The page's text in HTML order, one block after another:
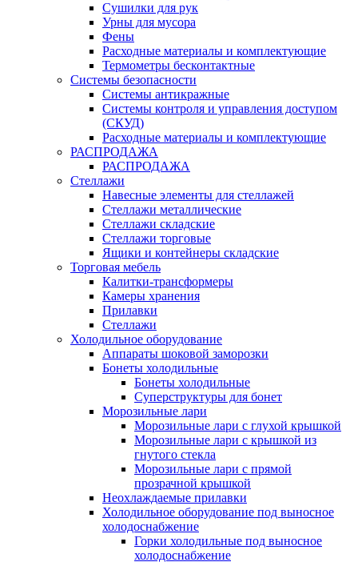
Сушилки для рук
Урны для мусора
Фены
Расходные материалы и комплектующие
Термометры бесконтактные
Системы безопасности
Системы антикражные
Системы контроля и управления доступом
(СКУД)
Расходные материалы и комплектующие
РАСПРОДАЖА
РАСПРОДАЖА
Стеллажи
Навесные элементы для стеллажей
Стеллажи металлические
Стеллажи складские
Стеллажи торговые
Ящики и контейнеры складские
Торговая мебель
Калитки-трансформеры
Камеры хранения
Прилавки
Стеллажи
Холодильное оборудование
Аппараты шоковой заморозки
Бонеты холодильные
Бонеты холодильные
Суперструктуры для бонет
Морозильные лари
Морозильные лари с глухой крышкой
Морозильные лари с крышкой из
гнутого стекла
Морозильные лари с прямой
прозрачной крышкой
Неохлаждаемые прилавки
Холодильное оборудование под выносное
холодоснабжение
Горки холодильные под выносное
холодоснабжение